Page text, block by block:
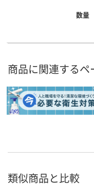
数量
商品に関連するペ
類似商品と比較